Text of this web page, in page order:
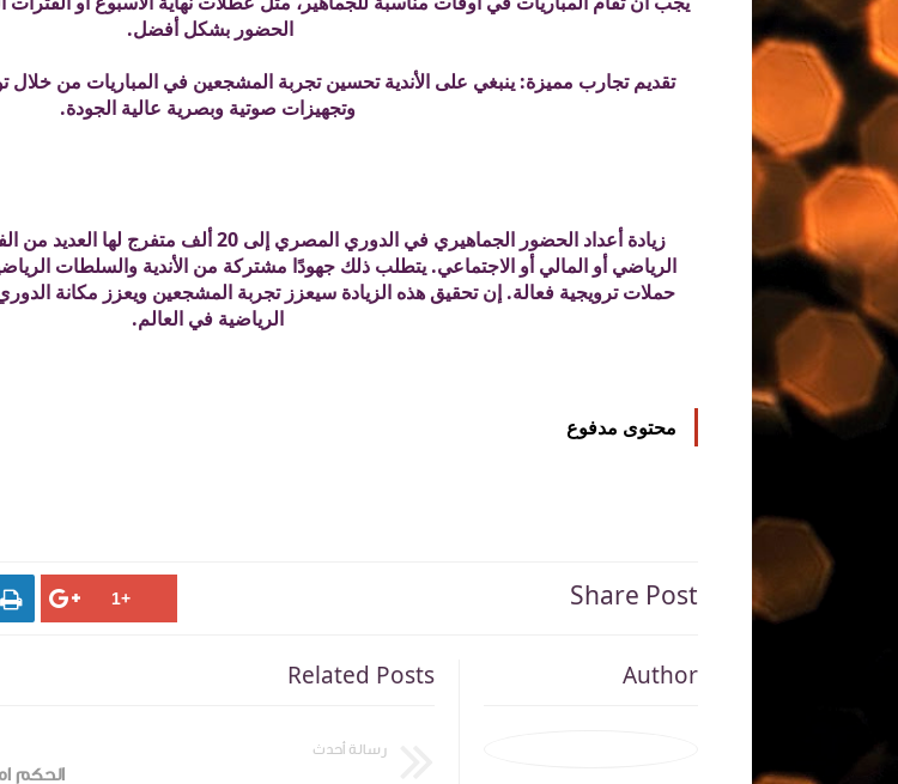
الحضور بشكل أفضل.
تقديم تجارب مميزة: ينبغي على الأندية تحسين تجربة المشجعين في المباريات من خلال
وتجهيزات صوتية وبصرية عالية الجودة.
زيادة أعداد الحضور الجماهيري في الدوري المصري
الرياضي أو المالي أو الاجتماعي. يتطلب ذلك جهودًا مشتركة من الأندية والسلطات
حملات ترويجية فعالة. إن تحقيق هذه الزيادة سيعزز تجربة المشجعين ويعزز مكانة
الرياضية في العالم.
محتوى مدفوع
Share Post

Author
Related Posts
رسالة أحدث